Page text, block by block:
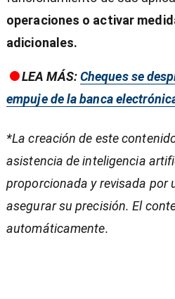
operaciones o activar
adicionales.
LEA MÁS:Cheques se
empuje de la banca
*La creación de este
asistencia de inteligencia
proporcionada y revisada por
asegurar su precisión. El
automáticamente.